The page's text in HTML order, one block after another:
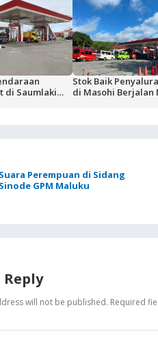
di Saumlaki
Stok Baik
di Masohi Berjalan
Suara Perempuan di Sidang
Sinode GPM Maluku
Reply
will not be published. Required